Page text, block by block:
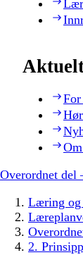
For
Overordnet del
Læring
2.